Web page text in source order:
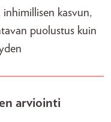
kasvun,
puolustus kuin
arviointi